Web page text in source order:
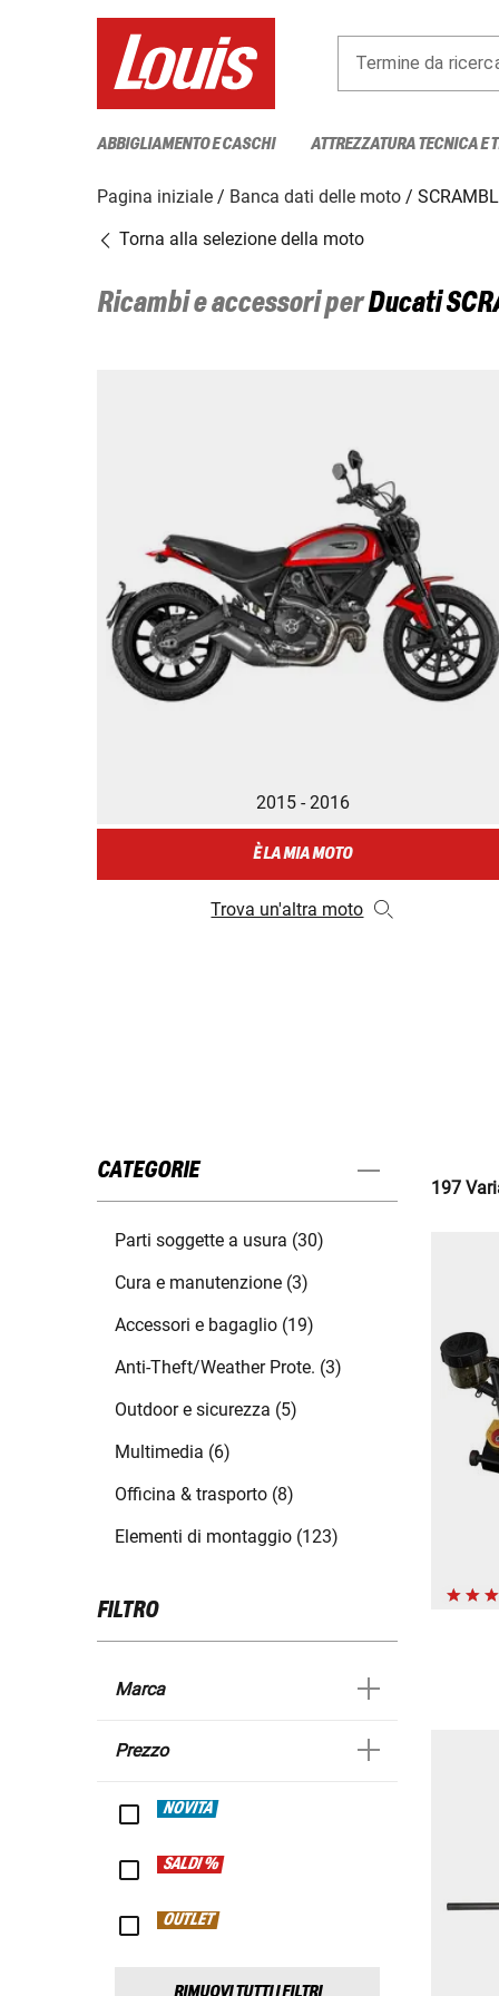
Termine da
ABBIGLIAMENTO E CASCHI ATTREZZATURA TECNICA E
Pagina iniziale Banca dati delle moto
Torna alla selezione della moto
Ricambi e accessori perDucati
2015 - 2016
È LA MIA MOTO
Trova un'altra moto
CATEGORIE
Parti soggette a usura (30)
Cura e manutenzione (3)
Accessori e bagaglio (19)
Anti-Theft/Weather Prote. (3)
Outdoor e sicurezza (5)
Multimedia (6)
Officina & trasporto (8)
Elementi di montaggio (123)
FILTRO
Marca
Prezzo
NOVITÀ
SALDI %
OUTLET
197